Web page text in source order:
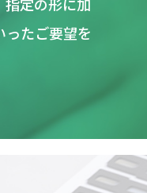
定の形に加
たご要望を